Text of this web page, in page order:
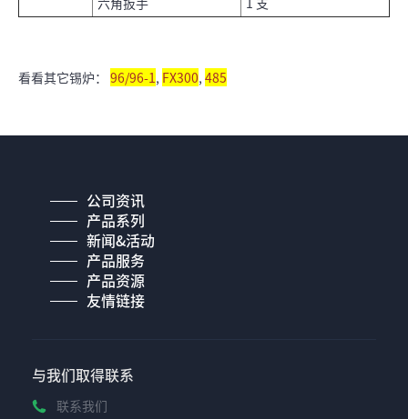
看看其它锡炉： 96/96-1, FX300, 485
公司资讯
产品系列
新闻&活动
产品服务
产品资源
友情链接
与我们取得联系
联系我们